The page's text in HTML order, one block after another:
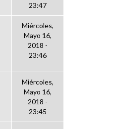
23:47
Miércoles,
Mayo 16,
2018 -
23:46
Miércoles,
Mayo 16,
2018 -
23:45